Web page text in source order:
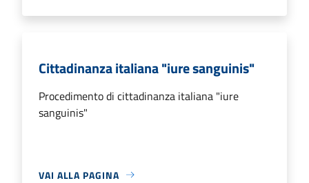
Cittadinanza italiana "iure sanguinis"
Procedimento di cittadinanza italiana "iure
sanguinis"
VAI ALLA PAGINA